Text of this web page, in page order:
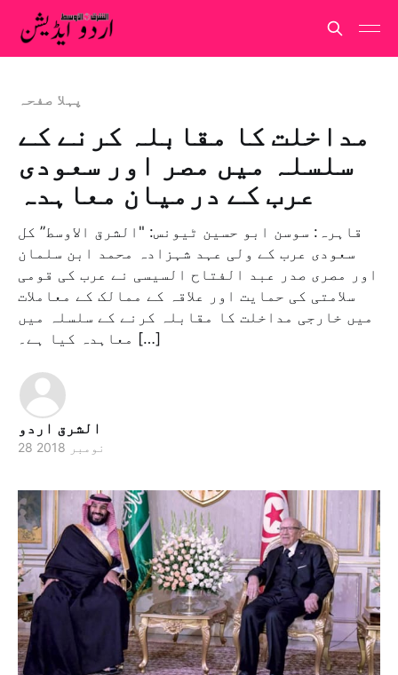
پہلا صفحہ
مداخلت کا مقابلہ کرنے کے
سلسلہ میں مصر اور سعودی
عرب کے درمیان معاہدہ
قاہرہ: سوسن ابو حسین ٹیونس: "الشرق الاوسط” کل
سعودی عرب کے ولی عہد شہزادہ محمد ابن سلمان
اور مصری صدر عبد الفتاح السیسی نے عرب کی قومی
سلامتی کی حمایت اور علاقہ کے ممالک کے معاملات
میں خارجی مداخلت کا مقابلہ کرنے کے سلسلہ میں
معاہدہ کیا ہے۔ […]
الشرق اردو
28 نومبر 2018